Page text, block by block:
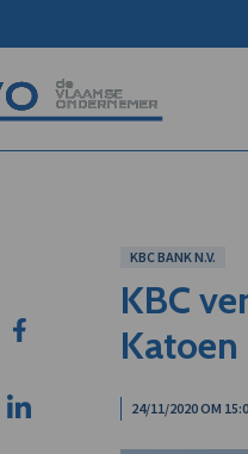
KBC BANK N.V.
KBC
24/11/2020 OM